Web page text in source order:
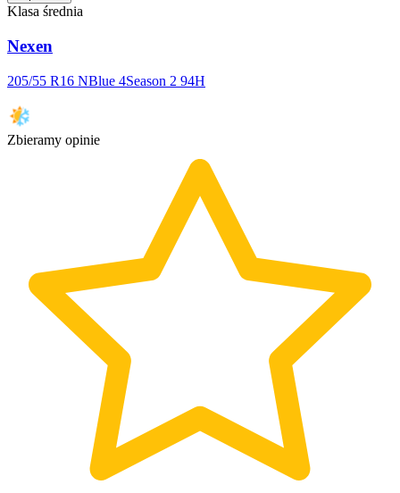
Klasa średnia
Nexen
205/55 R16 NBlue 4Season 2 94H
Zbieramy opinie